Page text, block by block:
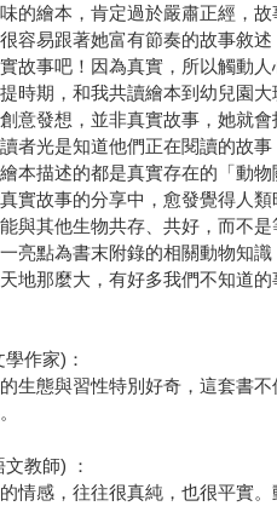
的繪本，肯定過於嚴肅正經，
容易跟著她富有節奏的故事敘
故事吧！因為真實，所以觸動
時期，和我共讀繪本到幼兒園
意發想，並非真實故事，她就
者光是知道他們正在閱讀的故
本描述的都是真實存在的「動
實故事的分享中，愈發覺得人
與其他生物共存、共好，而不
亮點為書末附錄的相關動物知
地那麼大，有好多我們不知道
作家)：
生態與習性特別好奇，這套書
教師) ：
情感，往往很真純，也很平實